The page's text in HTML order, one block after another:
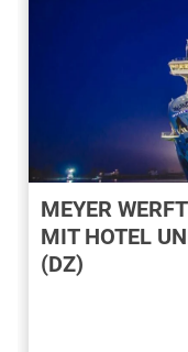
MEYER
MIT HOTEL
(DZ)